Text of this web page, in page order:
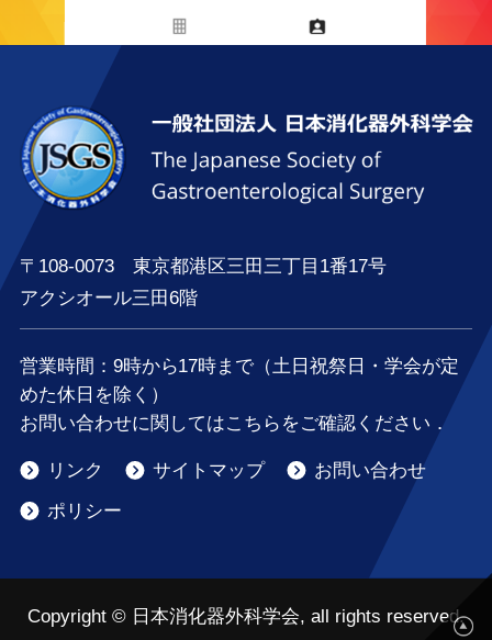
〒108-0073 東京都港区三田三丁目1番17号
アクシオール三田6階
営業時間：9時から17時まで（土日祝祭日・学会が定
めた休日を除く）
お問い合わせに関してはこちらをご確認ください．
リンク サイトマップ
お問い合わせ
ポリシー
Copyright © 日本消化器外科学会, all rights reserved.